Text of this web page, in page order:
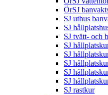
ÖrSJ
SJ uthus
SJ
SJ tvätt- och
SJ
SJ
SJ
SJ
SJ
SJ rastkur